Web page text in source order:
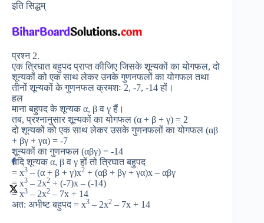
इति सिद्धम्
प्रश्न 2.
एक त्रिघात बहुपद प्राप्त कीजिए जिसके शून्यकों का योगफल, दो
शून्यकों को एक साथ लेकर उनके गुणनफलों का योगफल तथा
तीनों शून्यकों के गुणनफल क्रमशः 2, -7, -14 हों।
हल
माना बहुपद के शून्यक α, β व γ हैं।
तब, प्रश्नानुसार शून्यकों का योगफल (α + β + γ) = 2
दो शून्यकों को एक साथ लेकर उसके गुणनफलों का योगफल (αβ
+ βγ + γα) = -7
शून्यकों का गुणनफल (αβγ) = -14
यदि शून्यक α, β व γ हों तो त्रिघात बहुपद
= x3 – (α + β + γ)x2 + (αβ + βγ + γα)x – αβγ
= x3 – 2x2 + (-7)x – (-14)
= x3 – 2x2 – 7x + 14
अत: अभीष्ट बहुपद = x3 – 2x2 – 7x + 14